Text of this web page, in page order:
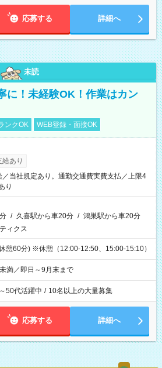
応募する 詳細へ
未読
に！未経験OK！作業はカン
ンクOK WEB登録・面接OK
あり
／当社規定あり。通勤交通費実費支払／上限4
り
/ 久喜駅から車20分 / 鴻巣駅から車20分
ィクス
憩60分) ※休憩（12:00-12:50、15:00-15:10）
満／即日～9月末まで
50代活躍中 / 10名以上の大量募集
応募する 詳細へ